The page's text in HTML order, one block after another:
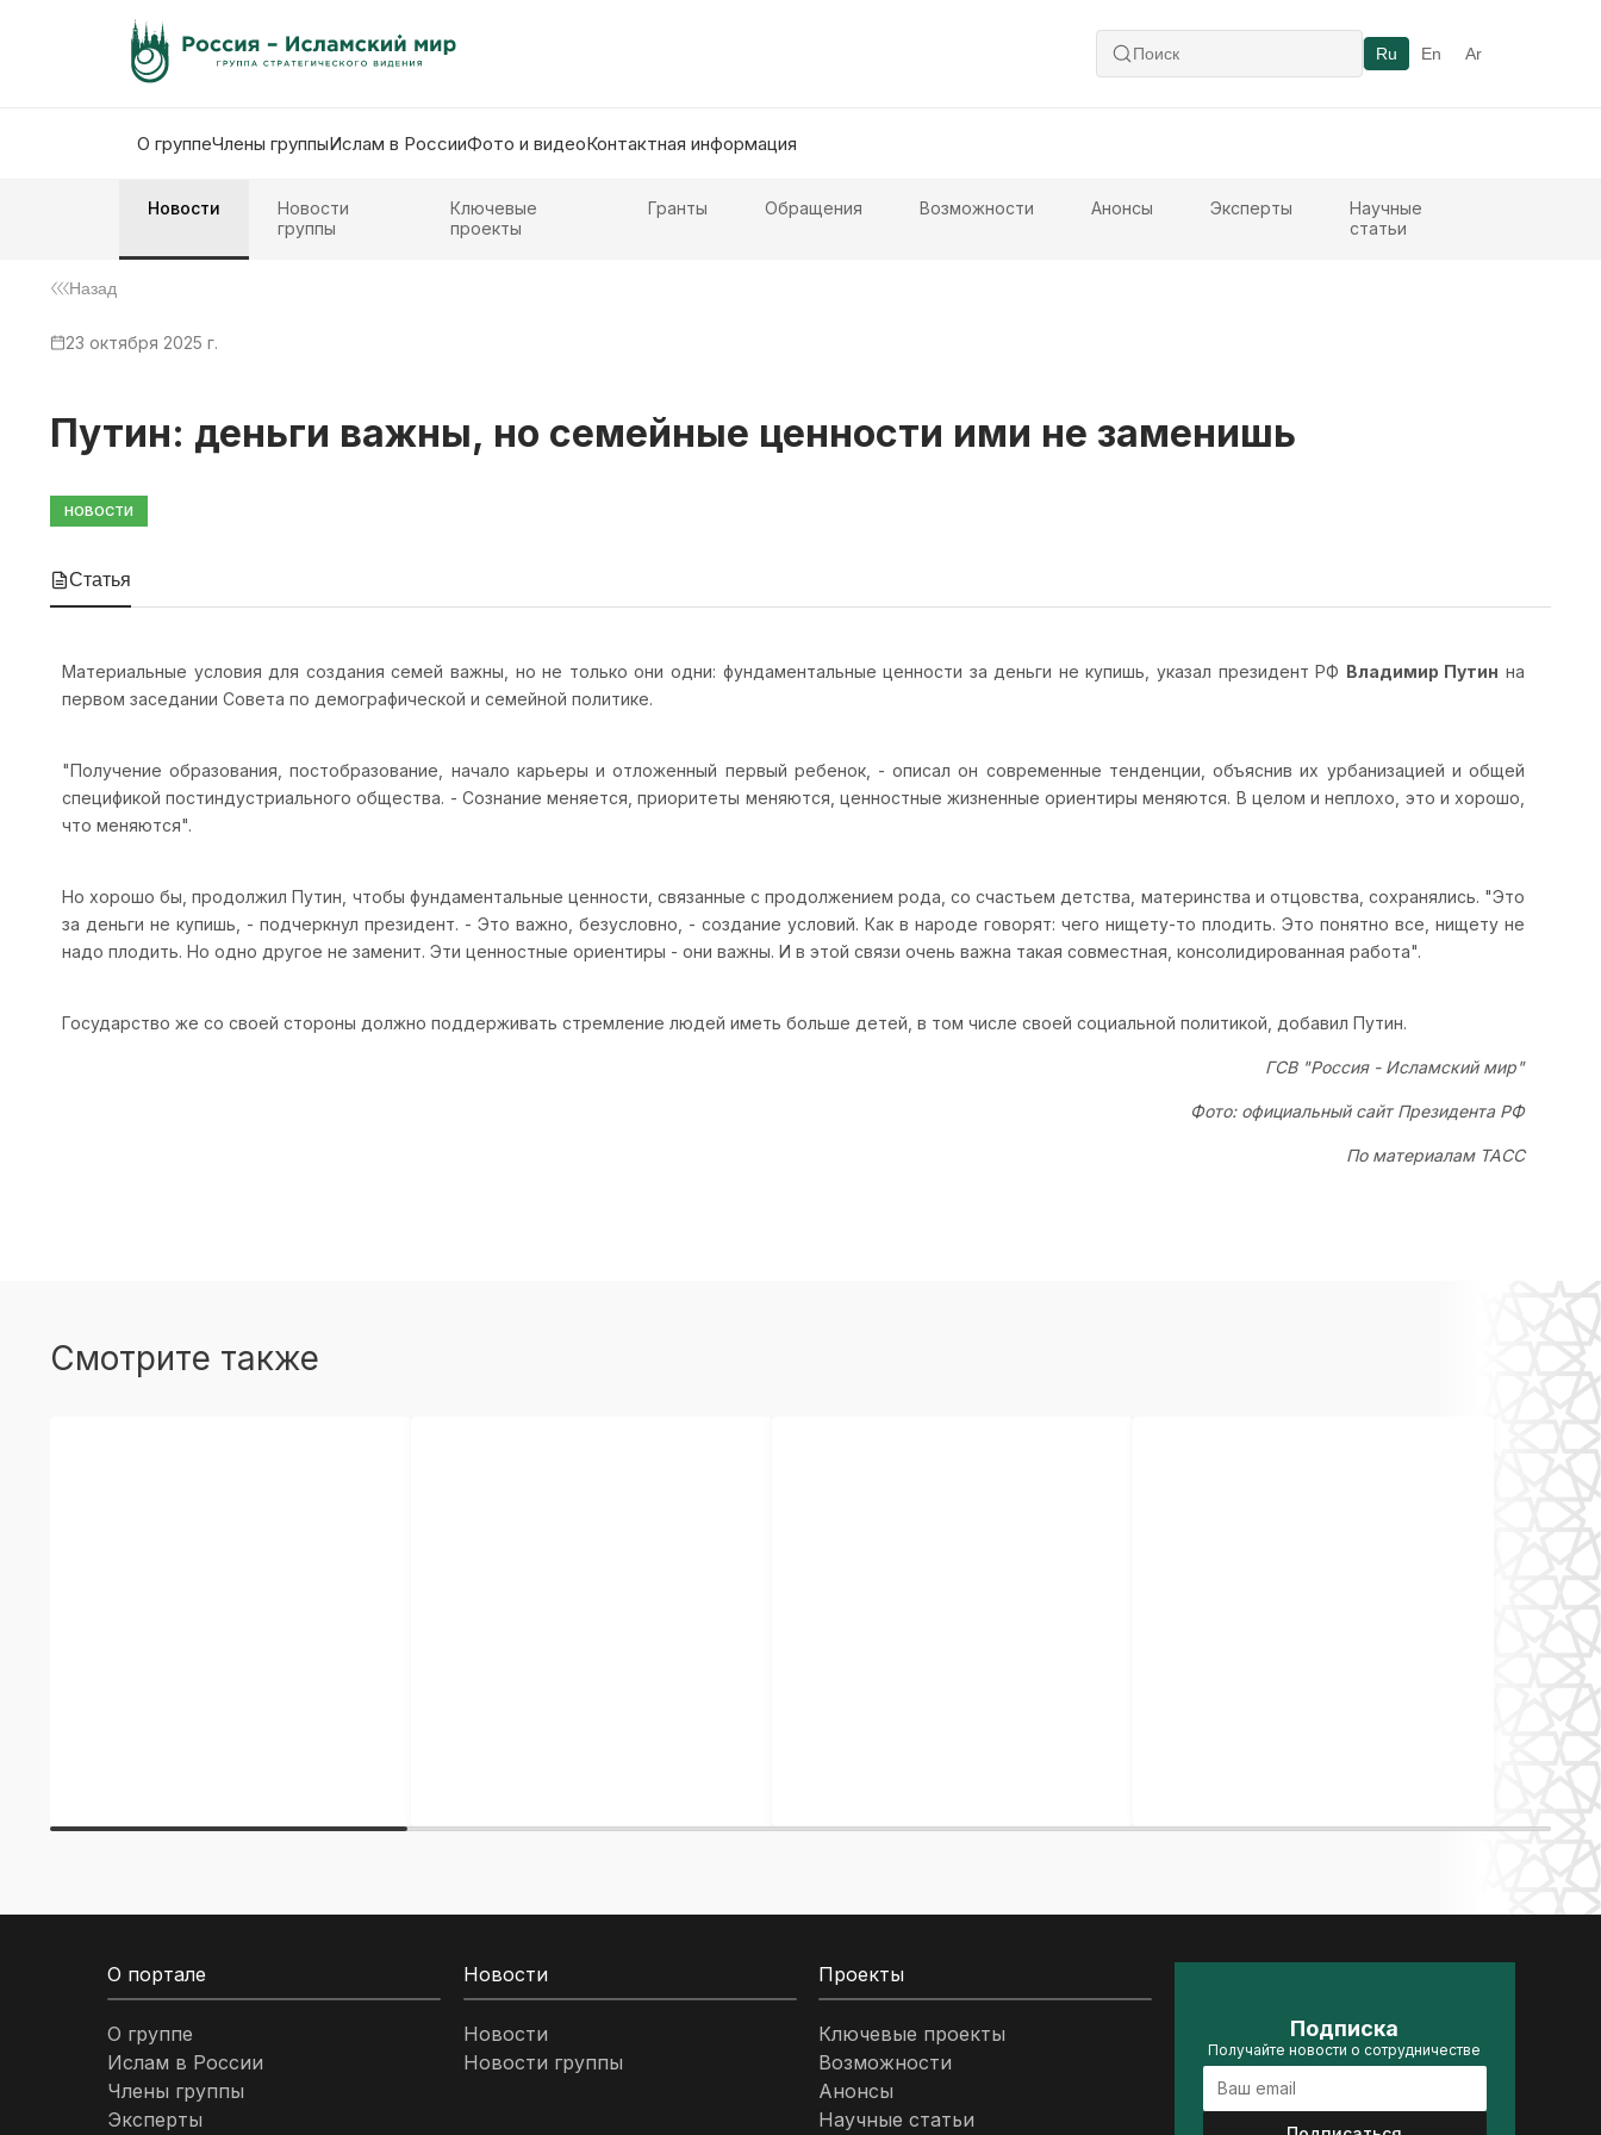
Ru En Ar
О группеЧлены группыИслам в РоссииФото и видеоКонтактная информация
Новости
Новости
группы
Ключевые
проекты
Гранты Обращения Возможности Анонсы Эксперты
Научные
статьи
Назад
23 октября 2025 г.
Путин: деньги важны, но семейные ценности ими не заменишь
НОВОСТИ
Статья
Материальные условия для создания семей важны, но не только они одни: фундаментальные ценности за деньги не купишь, указал президент РФ Владимир Путин на
первом заседании Совета по демографической и семейной политике.
"Получение образования, постобразование, начало карьеры и отложенный первый ребенок, - описал он современные тенденции, объяснив их урбанизацией и общей
спецификой постиндустриального общества. - Сознание меняется, приоритеты меняются, ценностные жизненные ориентиры меняются. В целом и неплохо, это и хорошо,
что меняются".
Но хорошо бы, продолжил Путин, чтобы фундаментальные ценности, связанные с продолжением рода, со счастьем детства, материнства и отцовства, сохранялись. "Это
за деньги не купишь, - подчеркнул президент. - Это важно, безусловно, - создание условий. Как в народе говорят: чего нищету-то плодить. Это понятно все, нищету не
надо плодить. Но одно другое не заменит. Эти ценностные ориентиры - они важны. И в этой связи очень важна такая совместная, консолидированная работа".
Государство же со своей стороны должно поддерживать стремление людей иметь больше детей, в том числе своей социальной политикой, добавил Путин.
ГСВ "Россия - Исламский мир"
Фото: официальный сайт Президента РФ
По материалам ТАСС
Смотрите также
О портале
О группе
Ислам в России
Члены группы
Эксперты
Новости
Новости
Новости группы
Проекты
Ключевые проекты
Возможности
Анонсы
Научные статьи
Подписка
Получайте новости о сотрудничестве